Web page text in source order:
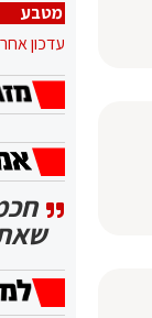
מטבע
עדכון